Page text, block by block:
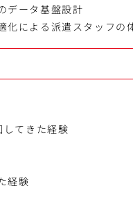
データ基盤設計
化による派遣スタッフの
してきた経験
経験